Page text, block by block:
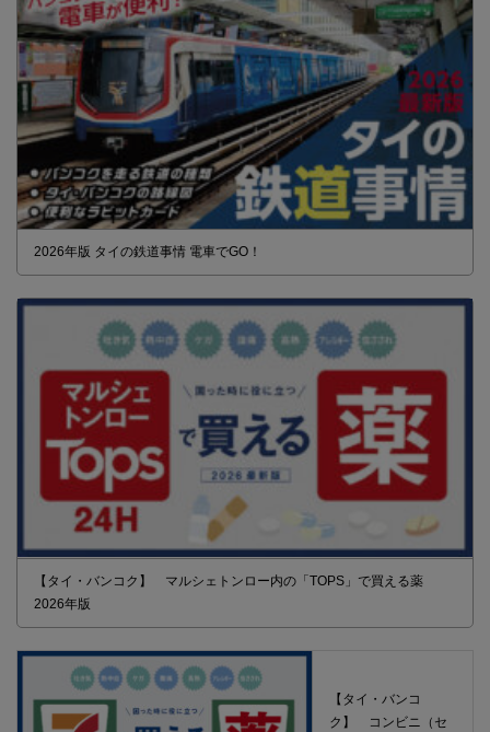
2026年版 タイの鉄道事情 電車でGO！
【タイ・バンコク】 マルシェトンロー内の「TOPS」で買える薬
2026年版
【タイ・バンコ
ク】 コンビニ（セ